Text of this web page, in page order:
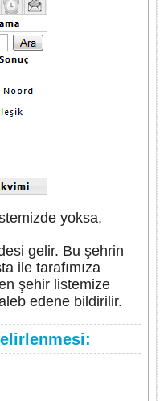
yoksa,
gelir. Bu şehrin
ile tarafımıza
şehir listemize
edene bildirilir.